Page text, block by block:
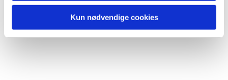
Kun nødvendige cookies